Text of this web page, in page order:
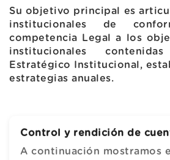
Su objetivo principal es
institucionales de
competencia Legal a los
institucionales
Estratégico Institucional,
estrategias anuales.
Control y rendición de
A continuación mostramos